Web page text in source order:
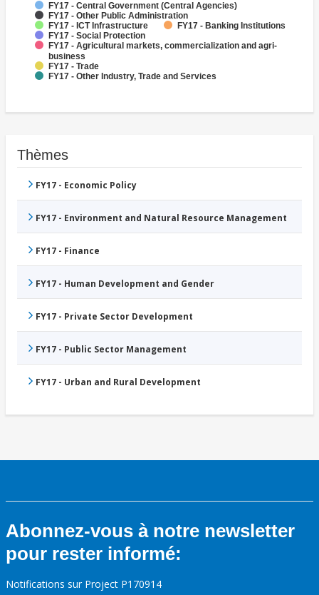
FY17 - Central Government (Central Agencies)
FY17 - Other Public Administration
FY17 - ICT Infrastructure
FY17 - Banking Institutions
FY17 - Social Protection
FY17 - Agricultural markets, commercialization and agri-
business
FY17 - Trade
FY17 - Other Industry, Trade and Services
Thèmes
FY17 - Economic Policy
FY17 - Environment and Natural Resource Management
FY17 - Finance
FY17 - Human Development and Gender
FY17 - Private Sector Development
FY17 - Public Sector Management
FY17 - Urban and Rural Development
Abonnez-vous à notre newsletter
pour rester informé:
Notifications sur Project P170914